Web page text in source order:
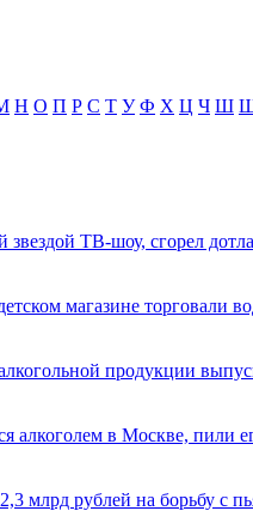
Н О П Р С Т У Ф Х Ц Ч Ш
звездой ТВ-шоу, сгорел дотла
магазине торговали
продукции
алкоголем в Москве, пили
млрд рублей на борьбу с